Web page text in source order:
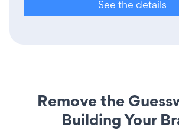
See the details
Remove the
Building Your